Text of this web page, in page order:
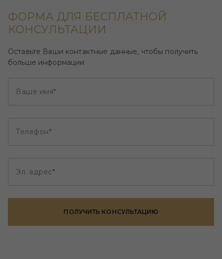
ФОРМА ДЛЯ БЕСПЛАТНОЙ
КОНСУЛЬТАЦИИ
Оставьте Ваши контактные данные, чтобы получить
больше информации
Ваше имя*
Телефон*
Эл. адрес*
ПОЛУЧИТЬ КОНСУЛЬТАЦИЮ